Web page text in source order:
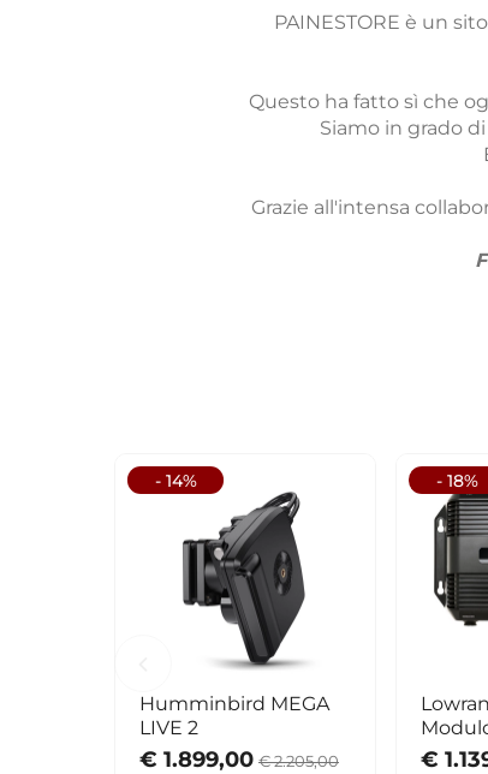
PAINESTORE è un
Questo ha fatto sì che
Siamo in grado
Grazie all'intensa
- 14%
Humminbird MEGA
LIVE 2
€ 1.899,00 € 2.205,00
- 18%
€